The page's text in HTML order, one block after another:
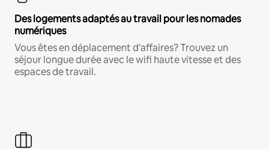
Des logements adaptés au travail pour les nomades
numériques
Vous êtes en déplacement d'affaires? Trouvez un
séjour longue durée avec le wifi haute vitesse et des
espaces de travail.